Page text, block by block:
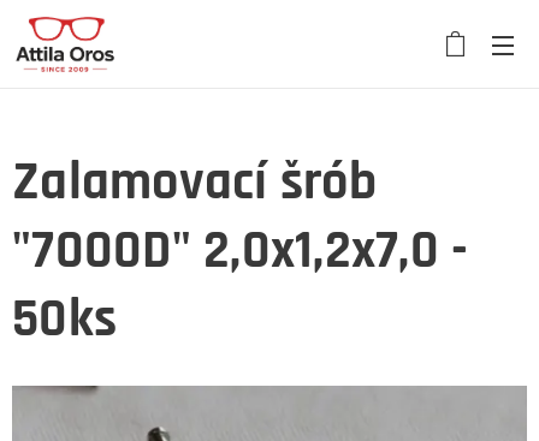
Zalamovací šrób
"7000D" 2,0x1,2x7,0 -
50ks